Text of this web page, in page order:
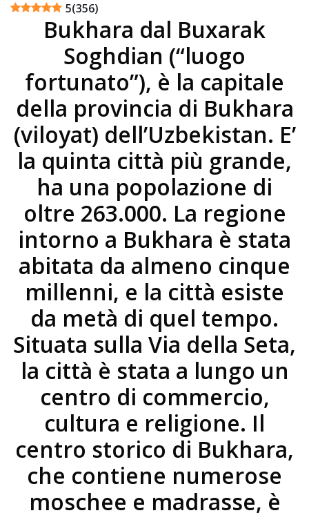
5(356)
Bukhara dal Buxarak
Soghdian (“luogo
fortunato”), è la capitale
della provincia di Bukhara
(viloyat) dell’Uzbekistan. E’
la quinta città più grande,
ha una popolazione di
oltre 263.000. La regione
intorno a Bukhara è stata
abitata da almeno cinque
millenni, e la città esiste
da metà di quel tempo.
Situata sulla Via della Seta,
la città è stata a lungo un
centro di commercio,
cultura e religione. Il
centro storico di Bukhara,
che contiene numerose
moschee e madrasse, è